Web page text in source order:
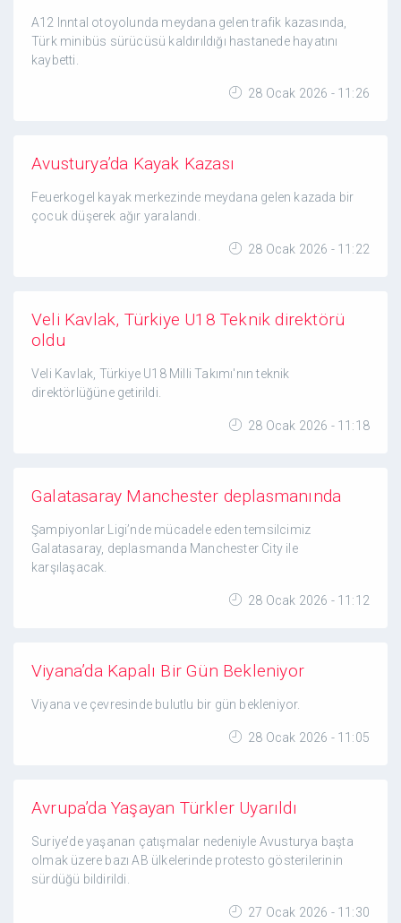
A12 Inntal otoyolunda meydana gelen trafik kazasında,
Türk minibüs sürücüsü kaldırıldığı hastanede hayatını
kaybetti.
28 Ocak 2026 - 11:26
Avusturya’da Kayak Kazası
Feuerkogel kayak merkezinde meydana gelen kazada bir
çocuk düşerek ağır yaralandı.
28 Ocak 2026 - 11:22
Veli Kavlak, Türkiye U18 Teknik direktörü
oldu
Veli Kavlak, Türkiye U18 Milli Takımı'nın teknik
direktörlüğüne getirildi.
28 Ocak 2026 - 11:18
Galatasaray Manchester deplasmanında
Şampiyonlar Ligi’nde mücadele eden temsilcimiz
Galatasaray, deplasmanda Manchester City ile
karşılaşacak.
28 Ocak 2026 - 11:12
Viyana’da Kapalı Bir Gün Bekleniyor
Viyana ve çevresinde bulutlu bir gün bekleniyor.
28 Ocak 2026 - 11:05
Avrupa’da Yaşayan Türkler Uyarıldı
Suriye’de yaşanan çatışmalar nedeniyle Avusturya başta
olmak üzere bazı AB ülkelerinde protesto gösterilerinin
sürdüğü bildirildi.
27 Ocak 2026 - 11:30